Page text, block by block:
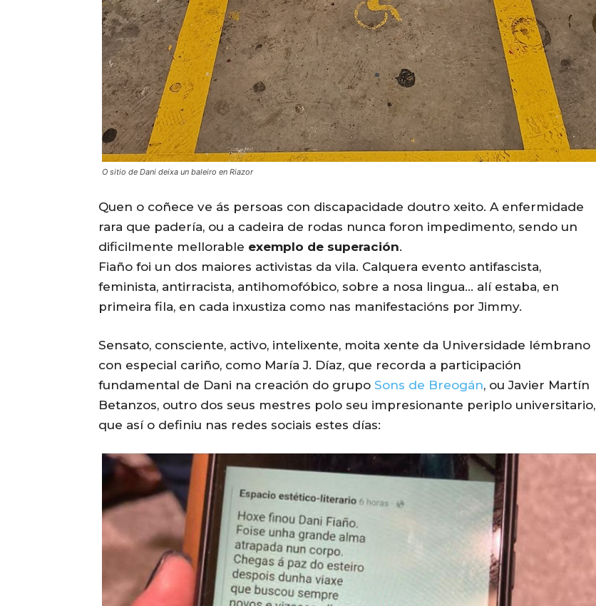
O sitio de Dani deixa un baleiro en Riazor
Quen o coñece ve ás persoas con discapacidade doutro xeito. A enfermidade
rara que padería, ou a cadeira de rodas nunca foron impedimento, sendo un
dificilmente mellorable exemplo de superación.
Fiaño foi un dos maiores activistas da vila. Calquera evento antifascista,
feminista, antirracista, antihomofóbico, sobre a nosa lingua… alí estaba, en
primeira fila, en cada inxustiza como nas manifestacións por Jimmy.
Sensato, consciente, activo, intelixente, moita xente da Universidade lémbrano
con especial cariño, como María J. Díaz, que recorda a participación
fundamental de Dani na creación do grupo Sons de Breogán, ou Javier Martín
Betanzos, outro dos seus mestres polo seu impresionante periplo universitario,
que así o definiu nas redes sociais estes días: